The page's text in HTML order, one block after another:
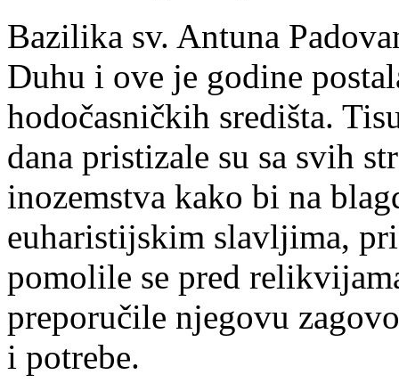
Bazilika sv. Antuna
Duhu i ove je godine
hodočasničkih središta.
dana pristizale su sa svih
inozemstva kako bi na
euharistijskim slavljima,
pomolile se pred
preporučile njegovu
i potrebe.